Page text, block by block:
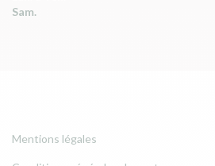
Sam.
Mentions légales